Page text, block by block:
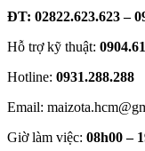
ĐT: 02822.623.623 –
Hỗ trợ kỹ thuật:
Hotline: 0931.288.288
Email:
Giờ làm việc: 08h00 –